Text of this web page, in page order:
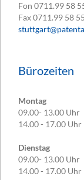
Fon 0711.99 58
Fax0711.99 58
Bürozeiten
Montag
09.00- 13.00 Uhr
14.00 - 17.00 Uhr
Dienstag
09.00- 13.00 Uhr
14.00 - 17.00 Uhr